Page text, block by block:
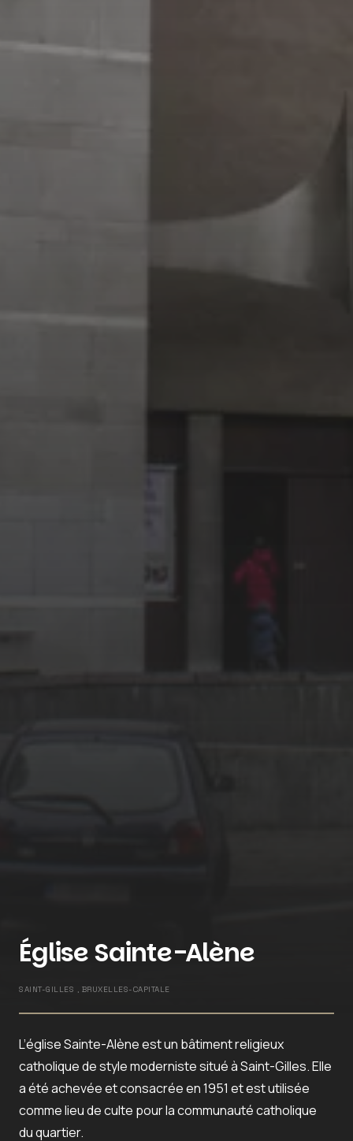
Église Sainte-Alène
SAINT-GILLES , BRUXELLES-CAPITALE
L’église Sainte-Alène est un bâtiment religieux
catholique de style moderniste situé à Saint-Gilles. Elle
a été achevée et consacrée en 1951 et est utilisée
comme lieu de culte pour la communauté catholique
du quartier.